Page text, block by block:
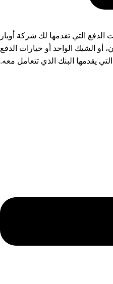
الدفع التي تقدمها لك شركة أويار
أو الشيك الواحد أو خيارات الدفع
يقدمها البنك الذي تتعامل معه.